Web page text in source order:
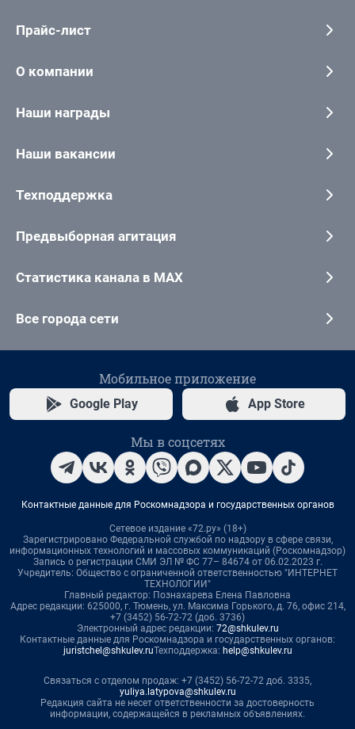
Прайс-лист
О компании
Наши награды
Наши вакансии
Техподдержка
Предвыборная агитация
Статистика канала в MAX
Все города сети
Мобильное приложение
Google Play App Store
Мы в соцсетях
Контактные данные для Роскомнадзора и государственных органов
Сетевое издание «72.ру» (18+)
Зарегистрировано Федеральной службой по надзору в сфере связи,
информационных технологий и массовых коммуникаций (Роскомнадзор)
Запись о регистрации СМИ ЭЛ № ФС 77– 84674 от 06.02.2023 г.
Учредитель: Общество с ограниченной ответственностью "ИНТЕРНЕТ
ТЕХНОЛОГИИ"
Главный редактор: Познахарева Елена Павловна
Адрес редакции: 625000, г. Тюмень, ул. Максима Горького, д. 76, офис 214,
+7 (3452) 56-72-72 (доб. 3736)
Электронный адрес редакции: 72@shkulev.ru
Контактные данные для Роскомнадзора и государственных органов:
juristchel@shkulev.ruТехподдержка: help@shkulev.ru
Связаться с отделом продаж: +7 (3452) 56-72-72 доб. 3335,
yuliya.latypova@shkulev.ru
Редакция сайта не несет ответственности за достоверность
информации, содержащейся в рекламных объявлениях.